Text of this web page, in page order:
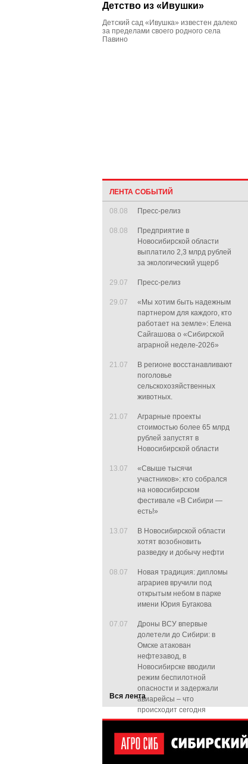
Детство из «Ивушки»
Детский сад «Ивушка» известен далеко
за пределами своего родного села
Павино
ЛЕНТА СОБЫТИЙ
08.08 Пресс-релиз
08.08
Предприятие в
Новосибирской области
выплатило 2,3 млрд рублей
за экологический ущерб
29.07 Пресс-релиз
29.07
«Мы хотим быть надежным
партнером для каждого, кто
работает на земле»: Елена
Сайгашова о «Сибирской
аграрной неделе-2026»
21.07
В регионе восстанавливают
поголовье
сельскохозяйственных
животных.
21.07
Аграрные проекты
стоимостью более 65 млрд
рублей запустят в
Новосибирской области
13.07
«Свыше тысячи
участников»: кто собрался
на новосибирском
фестивале «В Сибири —
есть!»
13.07
В Новосибирской области
хотят возобновить
разведку и добычу нефти
08.07
Новая традиция: дипломы
аграриев вручили под
открытым небом в парке
имени Юрия Бугакова
07.07
Дроны ВСУ впервые
долетели до Сибири: в
Омске атакован
нефтезавод, в
Новосибирске вводили
режим беспилотной
опасности и задержали
авиарейсы – что
происходит сегодня
Вся лента